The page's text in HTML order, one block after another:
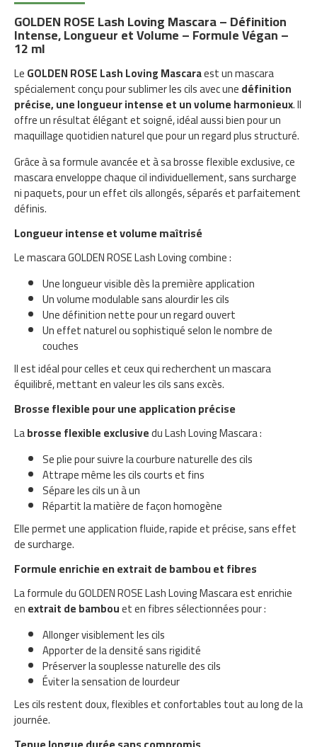
GOLDEN ROSE Lash Loving Mascara – Définition
Intense, Longueur et Volume – Formule Végan –
12 ml
LeGOLDEN ROSE Lash Loving Mascaraest un mascara
spécialement conçu pour sublimer les cils avec unedéfinition
précise, une longueur intense et un volume harmonieux. Il
offre un résultat élégant et soigné, idéal aussi bien pour un
maquillage quotidien naturel que pour un regard plus structuré.
Grâce à sa formule avancée et à sa brosse flexible exclusive, ce
mascara enveloppe chaque cil individuellement, sans surcharge
ni paquets, pour un effet cils allongés, séparés et parfaitement
définis.
Longueur intense et volume maîtrisé
Le mascara GOLDEN ROSE Lash Loving combine :
Une longueur visible dès la première application
Un volume modulable sans alourdir les cils
Une définition nette pour un regard ouvert
Un effet naturel ou sophistiqué selon le nombre de
couches
Il est idéal pour celles et ceux qui recherchent un mascara
équilibré, mettant en valeur les cils sans excès.
Brosse flexible pour une application précise
Labrosse flexible exclusivedu Lash Loving Mascara :
Se plie pour suivre la courbure naturelle des cils
Attrape même les cils courts et fins
Sépare les cils un à un
Répartit la matière de façon homogène
Elle permet une application fluide, rapide et précise, sans effet
de surcharge.
Formule enrichie en extrait de bambou et fibres
La formule du GOLDEN ROSE Lash Loving Mascara est enrichie
enextrait de bambouet en fibres sélectionnées pour :
Allonger visiblement les cils
Apporter de la densité sans rigidité
Préserver la souplesse naturelle des cils
Éviter la sensation de lourdeur
Les cils restent doux, flexibles et confortables tout au long de la
journée.